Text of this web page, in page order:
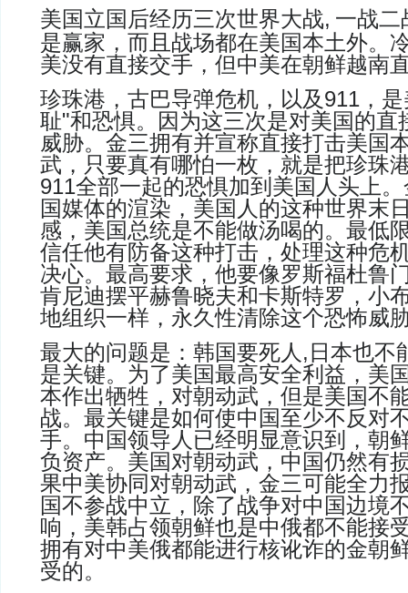
美国立国后经历三次世界大战, 一战二
是赢家，而且战场都在美国本土外。
美没有直接交手，但中美在朝鲜越南
珍珠港，古巴导弹危机，以及911 ，
耻"和恐惧。因为这三次是对美国的直
威胁。金三拥有并宣称直接打击美国
武，只要真有哪怕一枚，就是把珍珠
911全部一起的恐惧加到美国人头上
国媒体的渲染，美国人的这种世界末
感，美国总统是不能做汤喝的。最低
信任他有防备这种打击，处理这种危
决心。最高要求，他要像罗斯福杜鲁
肯尼迪摆平赫鲁晓夫和卡斯特罗，小
地组织一样，永久性清除这个恐怖威
最大的问题是：韩国要死人 , 日本也不
是关键。为了美国最高安全利益，美
本作出牺牲，对朝动武，但是美国不
战。最关键是如何使中国至少不反对
手。中国领导人已经明显意识到，朝
负资产。美国对朝动武，中国仍然有
果中美协同对朝动武，金三可能全力
国不参战中立，除了战争对中国边境
响，美韩占领朝鲜也是中俄都不能接
拥有对中美俄都能进行核讹诈的金朝
受的。